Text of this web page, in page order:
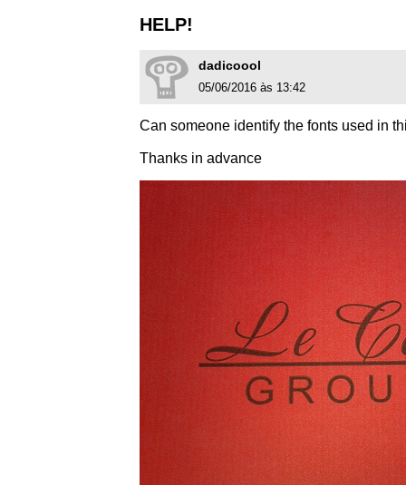
HELP!
dadicoool
05/06/2016 às 13:42
Can someone identify the fonts used in
Thanks in advance